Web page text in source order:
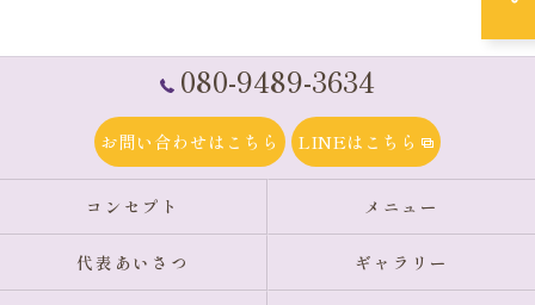
080-9489-3634
お問い合わせはこちら LINEはこちら
コンセプト メニュー
代表あいさつ ギャラリー